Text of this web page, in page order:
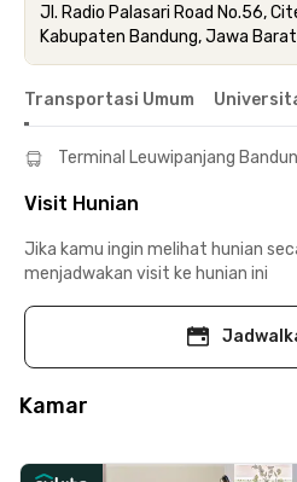
Jl. Radio Palasari Road No.56,
Kabupaten Bandung, Jawa Barat
Transportasi Umum
Terminal Leuwipanjang
Visit Hunian
Jika kamu ingin melihat hunian
menjadwakan visit ke hunian ini
Kamar